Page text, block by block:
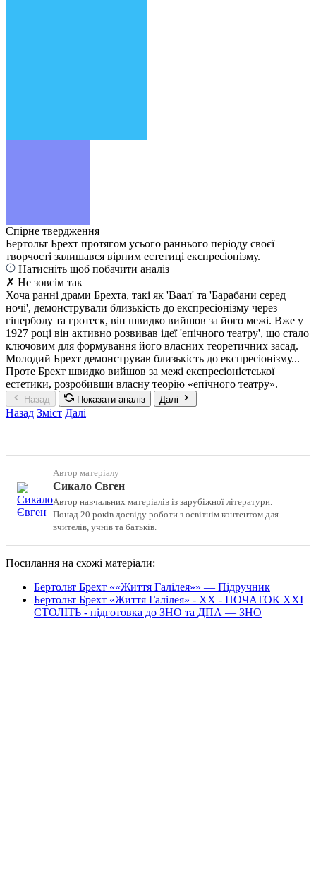
Спірне твердження
Бертольт Брехт протягом усього раннього періоду своєї
творчості залишався вірним естетиці експресіонізму.
Натисніть щоб побачити аналіз
✗ Не зовсім так
Хоча ранні драми Брехта, такі як 'Ваал' та 'Барабани серед
ночі', демонстрували близькість до експресіонізму через
гіперболу та гротеск, він швидко вийшов за його межі. Вже у
1927 році він активно розвивав ідеї 'епічного театру', що стало
ключовим для формування його власних теоретичних засад.
Молодий Брехт демонстрував близькість до експресіонізму...
Проте Брехт швидко вийшов за межі експресіоністської
естетики, розробивши власну теорію «епічного театру».
Назад Показати аналіз Далі
Назад Зміст Далі
Автор матеріалу
Сикало Євген
Автор навчальних матеріалів із зарубіжної літератури.
Понад 20 років досвіду роботи з освітнім контентом для
вчителів, учнів та батьків.
Посилання на схожі матеріали:
Бертольт Брехт ««Життя Галілея»» — Підручник
Бертольт Брехт «Життя Галілея» - XX - ПОЧАТОК XXI
СТОЛІТЬ - підготовка до ЗНО та ДПА — ЗНО